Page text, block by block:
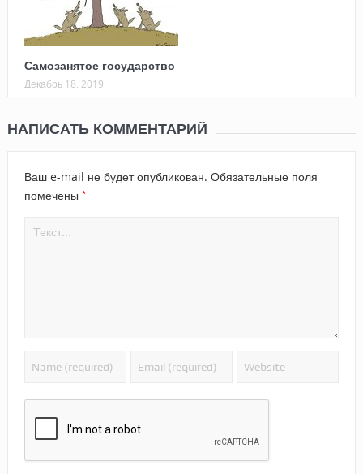
Самозанятое государство
Декабрь 18, 2019
НАПИСАТЬ КОММЕНТАРИЙ
Ваш e-mail не будет опубликован. Обязательные поля
помечены *